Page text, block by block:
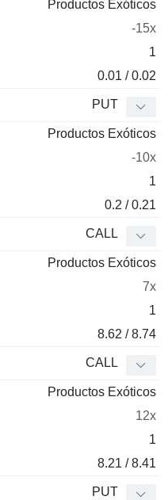
Productos Exóticos
-15x
1
0.01 / 0.02
PUT
Productos Exóticos
-10x
1
0.2 / 0.21
CALL
Productos Exóticos
7x
1
8.62 / 8.74
CALL
Productos Exóticos
12x
1
8.21 / 8.41
PUT